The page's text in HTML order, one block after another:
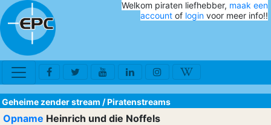
Welkom piraten liefhebber, maak een
account of login voor meer info!!
Geheime zender stream /Piratenstreams
Opname Heinrich und die Noffels